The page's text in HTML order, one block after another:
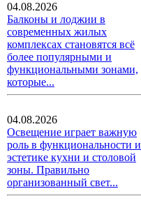
04.08.2026
Балконы и лоджии в
современных жилых
комплексах становятся всё
более популярными и
функциональными зонами,
которые...
04.08.2026
Освещение играет важную
роль в функциональности и
эстетике кухни и столовой
зоны. Правильно
организованный свет...